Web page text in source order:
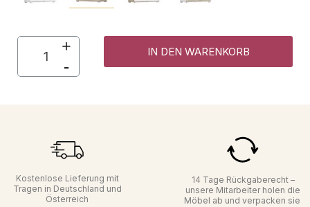
IN DEN WARENKORB
Kostenlose Lieferung mit
Tragen in Deutschland und
Österreich
14 Tage Rückgaberecht –
unsere Mitarbeiter holen die
Möbel ab und verpacken sie